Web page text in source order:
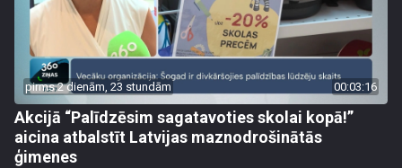
pirms 2 dienām, 23 stundām 00:03:16
Akcijā “Palīdzēsim sagatavoties skolai kopā!”
aicina atbalstīt Latvijas maznodrošinātās
ģimenes